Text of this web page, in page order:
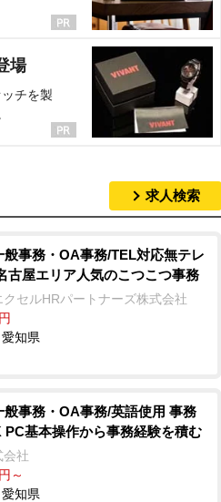
場
チを製
求人検索
般事務・OA事務/TEL対応無テレ
古屋エリア人気のこつこつ事務
クセルHRパートナーズ株式会社
知県
般事務・OA事務/英語使用 事務
PC基本操作から事務経験を積む
会社
～
知県